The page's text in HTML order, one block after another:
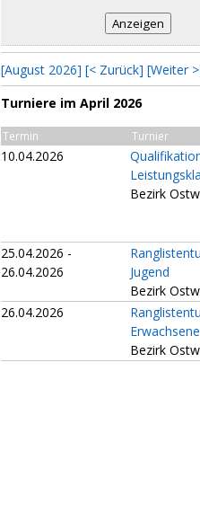
[August 2026] [< Zurück] [Weiter
Turniere im April 2026
Termin Turnier
10.04.2026
Bezirk
25.04.2026 -
26.04.2026
Jugend
Bezirk
26.04.2026
Erwachsene
Bezirk